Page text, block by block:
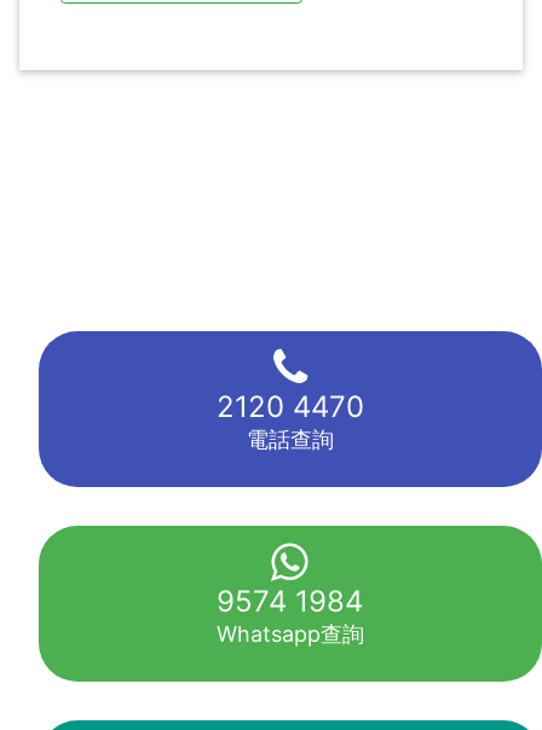
2120 4470
電話查詢
9574 1984
Whatsapp查詢